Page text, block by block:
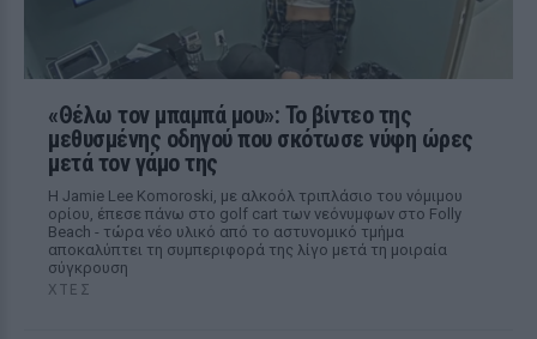
«Θέλω τον μπαμπά μου»: Το βίντεο της
μεθυσμένης οδηγού που σκότωσε νύφη ώρες
μετά τον γάμο της
Η Jamie Lee Komoroski, με αλκοόλ τριπλάσιο του νόμιμου
ορίου, έπεσε πάνω στο golf cart των νεόνυμφων στο Folly
Beach - τώρα νέο υλικό από το αστυνομικό τμήμα
αποκαλύπτει τη συμπεριφορά της λίγο μετά τη μοιραία
σύγκρουση
ΧΤΕΣ